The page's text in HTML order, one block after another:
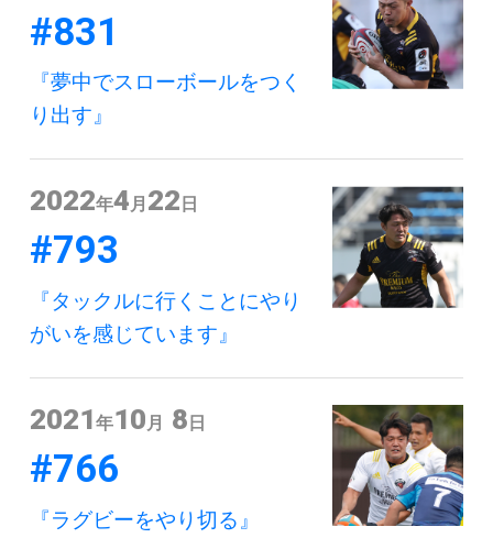
#831
『夢中でスローボールをつく
り出す』
2022年4 月 22 日
#793
『タックルに行くことにやり
がいを感じています』
2021年10 月 8 日
#766
『ラグビーをやり切る』